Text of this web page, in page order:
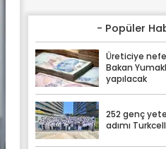
- Popüler
Üreticiye
Bakan
yapılacak
252 genç
adımı